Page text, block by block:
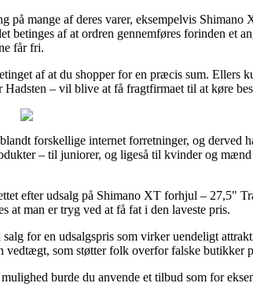
på mange af deres varer, eksempelvis
af at ordren gennemføres forinden et
får fri.
af at du shopper for en præcis sum. Ellers
– vil blive at få fragtfirmaet til at køre
forskellige internet forretninger, og derved
– til juniorer, og ligeså til kvinder og
efter udsalg på Shimano XT forhjul – 27,5"
at man er tryg ved at få fat i den laveste pris.
for en udsalgspris som virker uendeligt
som støtter folk overfor falske butikker
burde du anvende et tilbud som for